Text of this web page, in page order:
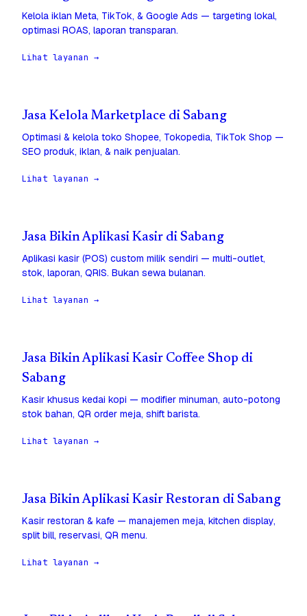
Kelola iklan Meta, TikTok, & Google Ads — targeting lokal,
optimasi ROAS, laporan transparan.
Lihat layanan →
Jasa Kelola Marketplace di Sabang
Optimasi & kelola toko Shopee, Tokopedia, TikTok Shop —
SEO produk, iklan, & naik penjualan.
Lihat layanan →
Jasa Bikin Aplikasi Kasir di Sabang
Aplikasi kasir (POS) custom milik sendiri — multi-outlet,
stok, laporan, QRIS. Bukan sewa bulanan.
Lihat layanan →
Jasa Bikin Aplikasi Kasir Coffee Shop di
Sabang
Kasir khusus kedai kopi — modifier minuman, auto-potong
stok bahan, QR order meja, shift barista.
Lihat layanan →
Jasa Bikin Aplikasi Kasir Restoran di Sabang
Kasir restoran & kafe — manajemen meja, kitchen display,
split bill, reservasi, QR menu.
Lihat layanan →